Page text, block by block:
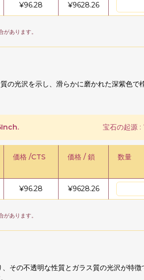
¥96.28 ¥9628.26
あります。
の光沢を示し、滑らかに磨かれた深紫色で
宝石の起源 :
価格 /CTS 価格 / 鎖 数量
¥96.28 ¥9628.26
あります。
その不透明な性質とガラス質の光沢が特徴